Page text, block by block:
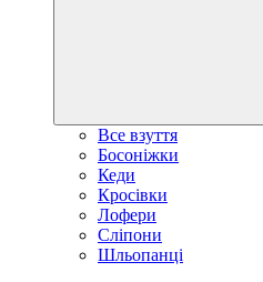
Все взуття
Босоніжки
Кеди
Кросівки
Лофери
Сліпони
Шльопанці